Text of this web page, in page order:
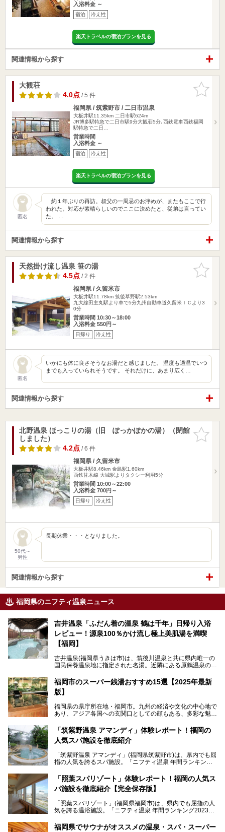
入浴料金 ～
宿泊 冷え性
楽天トラベルの宿泊プランを見る
関連情報から探す
お気に入
りに追加
大観荘
4.0点/ 5 件
福岡県 / 筑紫野市 / 二日市温泉
大板井駅11.35km 二日市駅624m
JR博多駅特急で二日市駅9分大観荘5分､西鉄電車西鉄福岡
駅特急で二日…
営業時間
入浴料金 ～
宿泊 冷え性
楽天トラベルの宿泊プランを見る
匿名
約１年ぶりの再訪。叔父の一周忌のお浄めが、またもここで行
われた。対応が素晴らしいのでここに決めたと、従弟は言ってい
た。 …
関連情報から探す
お気に入
りに追加
天然掛け流し温泉 笹の湯
4.5点/ 2 件
福岡県 / 久留米市
大板井駅11.78km 筑後草野駅2.53km
九大線田主丸駅より車で5分九州自動車道久留米ＩＣより3
0分
営業時間 10:30～18:00
入浴料金 550円～
日帰り 冷え性
匿名
いかにも体に良さそうなお湯だと感じました。 温度も適温でいつ
までも入っていられそうです。 それだけに、あまり広く…
関連情報から探す
お気に入
りに追加
北野温泉 ほっこりの湯（旧 ぽっかぽかの湯）（閉館
しました）
4.2点/ 6 件
福岡県 / 久留米市
大板井駅8.46km 金島駅1.60km
西鉄甘木線 大城駅よりタクシー利用5分
営業時間 10:00～22:00
入浴料金 700円～
日帰り 冷え性
50代～
男性
長期休業・・・となりました。
関連情報から探す
福岡県のニフティ温泉ニュース
吉井温泉「ふだん着の温泉 鶴は千年」日帰り入浴
レビュー！源泉100％かけ流し極上美肌湯を満喫
【福岡】
吉井温泉(福岡県うきは市)は、筑後川温泉と共に県内唯一の
国民保養温泉地に指定された名湯。近隣にある原鶴温泉の観
す。
「ふだん着の温泉 鶴は千年」は、吉井温泉にある日帰り入
住民や温泉ファンに愛され続けています。今回は筆者自ら日
帰り入浴し、自慢の温泉を中心に詳細レビューします！
福岡市のスーパー銭湯おすすめ15選【2025年最新
版】
福岡県の県庁所在地・福岡市。九州の経済や文化の中心地で
あり、アジア各国への玄関口としての顔もある、多彩な魅力
そんな福岡市は、スーパー銭湯も多種多彩。玄界灘を眺めら
れるリゾート気分満点のスーパー銭湯から、繁華街近くのレ
いスーパー銭湯を一挙ご紹介します。
「筑紫野温泉 アマンディ」体験レポート！福岡の
人気スパ施設を徹底紹介
「筑紫野温泉 アマンディ」(福岡県筑紫野市)は、県内でも屈
指の人気を誇るスパ施設。「ニフティ温泉 年間ランキング2
入浴客で賑わっています。
そこで今回は、ニフティ温泉ライターである筆者が現地訪
ーム・併設するレストランを体験し、それらの全貌を徹底紹
介します！
「照葉スパリゾート」体験レポート！福岡の人気ス
パ施設を徹底紹介【完全保存版】
「照葉スパリゾート」(福岡県福岡市)は、県内でも屈指の人
気を誇る温浴施設。「ニフティ温泉 年間ランキング2023」
常連客で賑わっています。
福岡県でサウナがオススメの温泉・スパ・スーパー